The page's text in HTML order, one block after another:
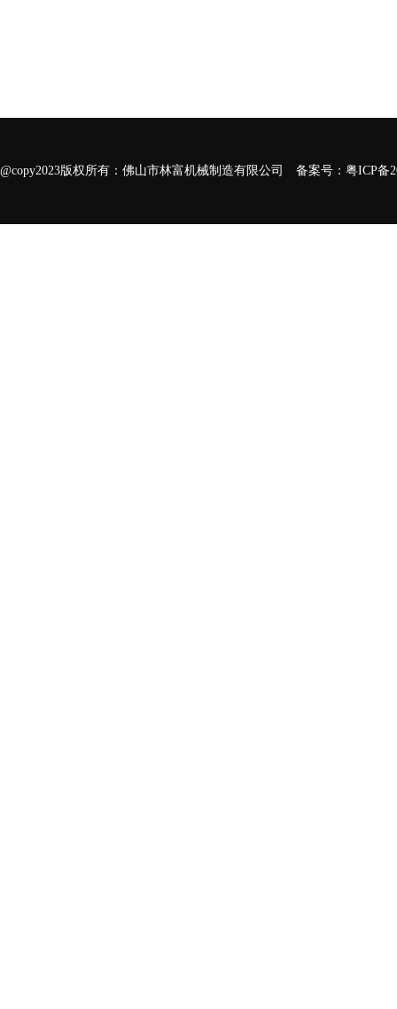
@copy2023版权所有：佛山市林富机械制造有限公司 备案号：粤ICP备